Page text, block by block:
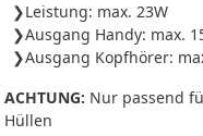
Leistung: max. 23W
Ausgang Handy: max.
Ausgang Kopfhörer:
ACHTUNG: Nur passend
Hüllen